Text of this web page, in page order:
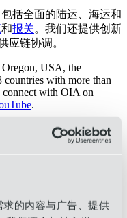
的内容与广告、提供
包括全面的陆运、海运和
和报关。我们还提供创新
应链协调。
Oregon, USA, the
with more than
connect with OIA on
.
的货运代理和 3PL 公